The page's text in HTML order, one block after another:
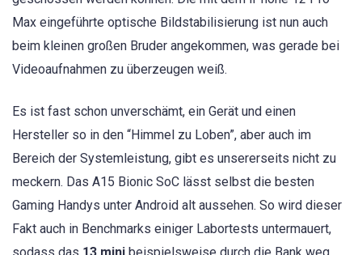
Max eingeführte optische Bildstabilisierung ist nun auch
beim kleinen großen Bruder angekommen, was gerade bei
Videoaufnahmen zu überzeugen weiß.
Es ist fast schon unverschämt, ein Gerät und einen
Hersteller so in den “Himmel zu Loben”, aber auch im
Bereich der Systemleistung, gibt es unsererseits nicht zu
meckern. Das A15 Bionic SoC lässt selbst die besten
Gaming Handys unter Android alt aussehen. So wird dieser
Fakt auch in Benchmarks einiger Labortests untermauert,